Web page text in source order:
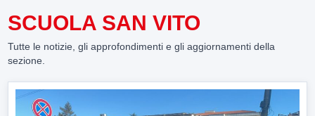
SCUOLA SAN VITO
Tutte le notizie, gli approfondimenti e gli aggiornamenti della
sezione.